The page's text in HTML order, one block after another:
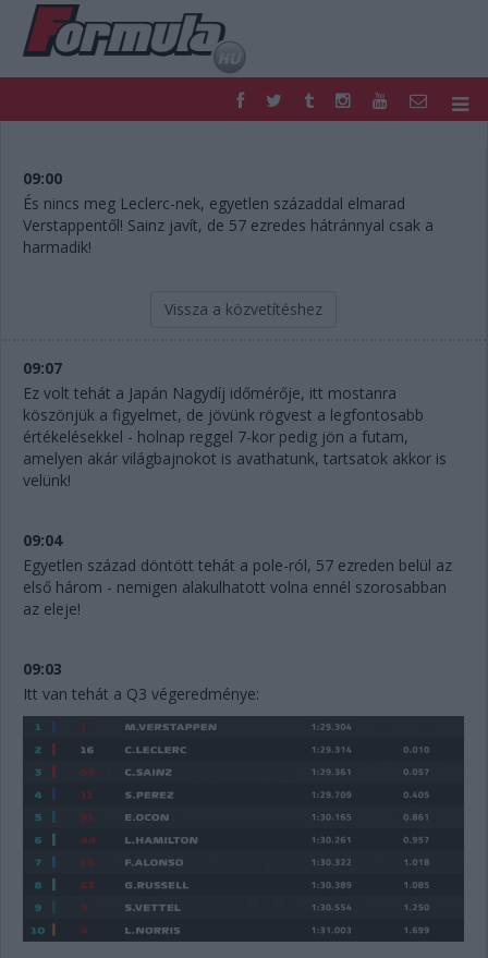
FORMULA
NEMZETKÖZI
HAZAI
RETRO
EGYÉB
PODCAST
PONTÁLLÁSOK
09:00
És nincs meg Leclerc-nek, egyetlen századdal elmarad
Verstappentől! Sainz javít, de 57 ezredes hátránnyal csak a
harmadik!
Vissza a közvetítéshez
09:07
Ez volt tehát a Japán Nagydíj időmérője, itt mostanra
köszönjük a figyelmet, de jövünk rögvest a legfontosabb
értékelésekkel - holnap reggel 7-kor pedig jön a futam,
amelyen akár világbajnokot is avathatunk, tartsatok akkor is
velünk!
09:04
Egyetlen század döntött tehát a pole-ról, 57 ezreden belül az
első három - nemigen alakulhatott volna ennél szorosabban
az eleje!
09:03
Itt van tehát a Q3 végeredménye: